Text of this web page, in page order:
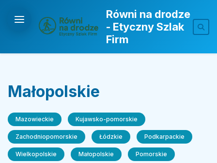
Równi na drodze
- Etyczny Szlak
Firm
Małopolskie
Mazowieckie Kujawsko-pomorskie
Zachodniopomorskie Łódzkie Podkarpackie
Wielkopolskie Małopolskie Pomorskie